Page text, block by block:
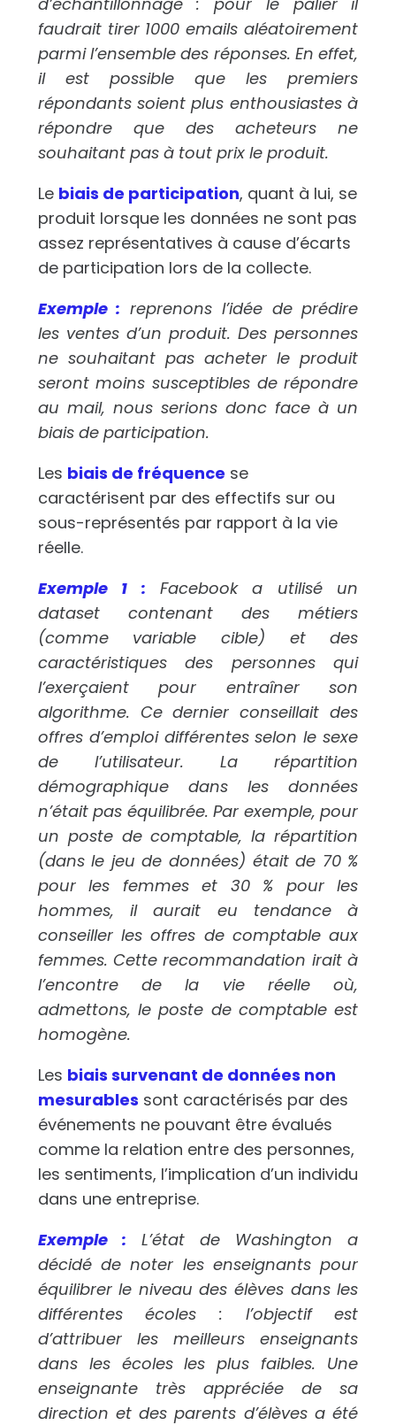
faudrait tirer 1000 emails aléatoirement
parmi l’ensemble des réponses. En effet,
il est possible que les premiers
répondants soient plus enthousiastes à
répondre que des acheteurs ne
souhaitant pas à tout prix le produit.
Le biais de participation, quant à lui, se
produit lorsque les données ne sont pas
assez représentatives à cause d’écarts
de participation lors de la collecte.
Exemple : reprenons l’idée de prédire
les ventes d’un produit. Des personnes
ne souhaitant pas acheter le produit
seront moins susceptibles de répondre
au mail, nous serions donc face à un
biais de participation.
Les biais de fréquence se
caractérisent par des effectifs sur ou
sous-représentés par rapport à la vie
réelle.
Exemple 1 : Facebook a utilisé un
dataset contenant des métiers
(comme variable cible) et des
caractéristiques des personnes qui
l’exerçaient pour entraîner son
algorithme. Ce dernier conseillait des
offres d’emploi différentes selon le sexe
de l’utilisateur. La répartition
démographique dans les données
n’était pas équilibrée. Par exemple, pour
un poste de comptable, la répartition
(dans le jeu de données) était de 70 %
pour les femmes et 30 % pour les
hommes, il aurait eu tendance à
conseiller les offres de comptable aux
femmes. Cette recommandation irait à
l’encontre de la vie réelle où,
admettons, le poste de comptable est
homogène.
Les biais survenant de données non
mesurables sont caractérisés par des
événements ne pouvant être évalués
comme la relation entre des personnes,
les sentiments, l’implication d’un individu
dans une entreprise.
Exemple : L’état de Washington a
décidé de noter les enseignants pour
équilibrer le niveau des élèves dans les
différentes écoles : l’objectif est
d’attribuer les meilleurs enseignants
dans les écoles les plus faibles. Une
enseignante très appréciée de sa
direction et des parents d’élèves a été